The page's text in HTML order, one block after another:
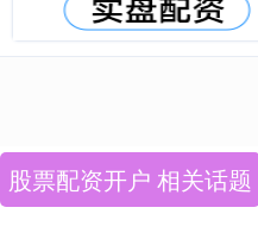
股票配资开户 相关话题